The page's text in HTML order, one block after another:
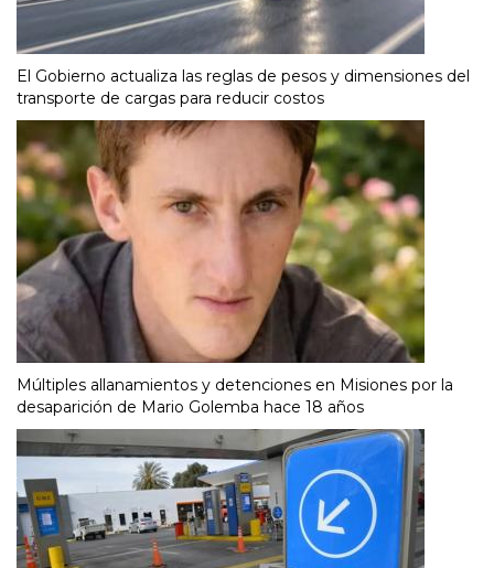
El Gobierno actualiza las reglas de pesos y dimensiones del
transporte de cargas para reducir costos
Múltiples allanamientos y detenciones en Misiones por la
desaparición de Mario Golemba hace 18 años